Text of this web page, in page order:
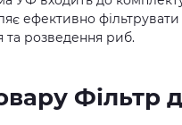
ефективно
розведення риб.
Фільтр